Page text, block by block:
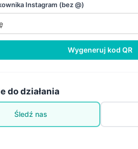
Instagram (bez @)
Wygeneruj kod QR
do działania
Śledź nas